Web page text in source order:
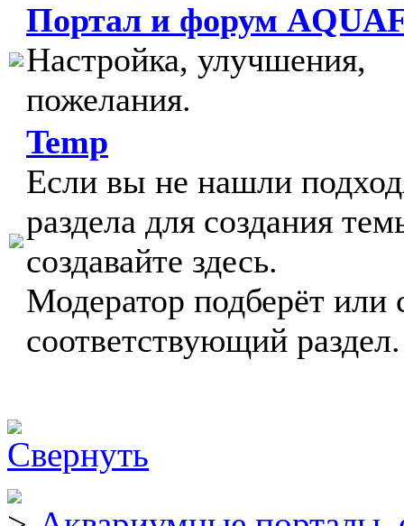
Портал и форум
Настройка, улучшения,
пожелания.
Temp
Если вы не нашли
раздела для создания
создавайте здесь.
Модератор подберёт или
соответствующий раздел.